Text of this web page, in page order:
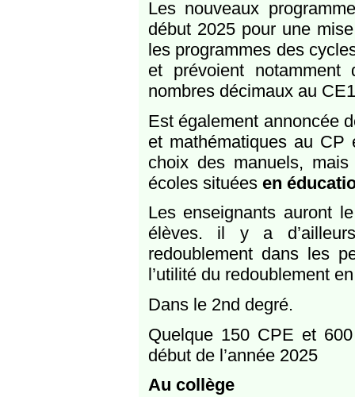
Les nouveaux
début 2025 pour une
les programmes des
et prévoient notamment
nombres décimaux au
Est également annoncée
et mathématiques au
choix des manuels,
écoles situéesen
Les enseignants auront
élèves. il y a
redoublement dans les
l’utilité du redoublement
Dans le 2nd degré.
Quelque 150 CPE et
début de l’année 2025
Au collège